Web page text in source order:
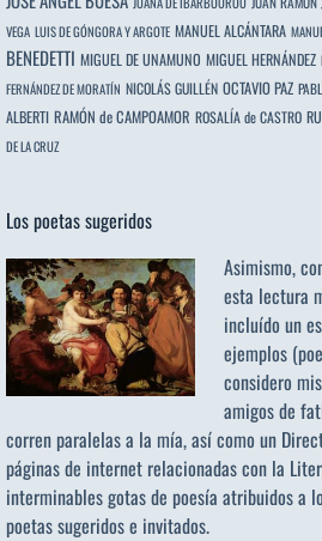
VEGA LUIS DE GÓNGORA Y ARGOTE MANUEL ALCÁNTARA
BENEDETTI MIGUEL DE UNAMUNO MIGUEL HERNÁNDEZ
FERNÁNDEZ DE MORATÍN NICOLÁS GUILLÉN OCTAVIO PAZ
ALBERTI RAMÓN de CAMPOAMOR ROSALÍA de CASTRO
DE LA CRUZ
Los poetas sugeridos
Asimismo,
esta lectura
incluído un
ejemplos
considero
amigos de
corren paralelas a la mía, así como un
páginas de internet relacionadas con la
interminables gotas de poesía atribuidos a
poetas sugeridose invitados.